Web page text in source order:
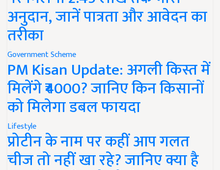
अनुदान, जानें पात्रता और आवेदन का
तरीका
Government Scheme
PM Kisan Update: अगली किस्त में
मिलेंगे ₹4000? जानिए किन किसानों
को मिलेगा डबल फायदा
Lifestyle
प्रोटीन के नाम पर कहीं आप गलत
चीज तो नहीं खा रहे? जानिए क्या है